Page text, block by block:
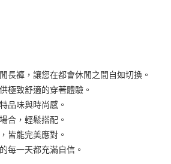
長褲，讓您在都會休閒之間自如切換。
極致舒適的穿著體驗。
品味與時尚感。
合，輕鬆搭配。
皆能完美應對。
每一天都充滿自信。